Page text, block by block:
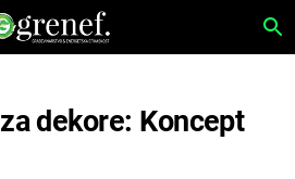
dekore: Koncept